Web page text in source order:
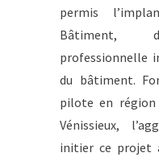
permis
Bâtiment,
professionnelle
du bâtiment.
pilote en région
Vénissieux,
initier ce projet